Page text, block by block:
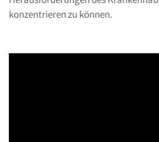
konzentrieren zu können.